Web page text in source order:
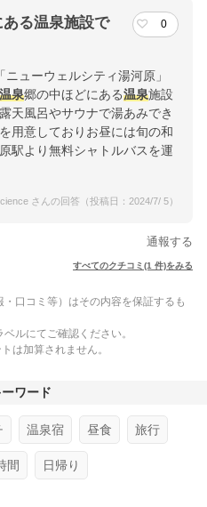
る温泉施設で
0
ューウェルシティ湯河原」
温泉郷の中ほどにある温泉施設
天風呂やサウナで湯あみでき
用意しておりお昼には旬の和
駅より無料シャトルバスを運
さんの回答（投稿日：2024/7/ 5）
通報する
すべてのクチコミ(1 件)をみる
口コミ等）はその内容を保証するも
ルにてご確認ください。
は加算されません。
ワード
温泉宿 昼食 旅行
間 日帰り